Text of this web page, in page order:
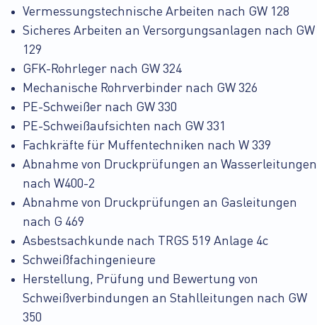
Vermessungstechnische Arbeiten nach GW 128
Sicheres Arbeiten an Versorgungsanlagen nach GW
129
GFK-Rohrleger nach GW 324
Mechanische Rohrverbinder nach GW 326
PE-Schweißer nach GW 330
PE-Schweißaufsichten nach GW 331
Fachkräfte für Muffentechniken nach W 339
Abnahme von Druckprüfungen an Wasserleitungen
nach W400-2
Abnahme von Druckprüfungen an Gasleitungen
nach G 469
Asbestsachkunde nach TRGS 519 Anlage 4c
Schweißfachingenieure
Herstellung, Prüfung und Bewertung von
Schweißverbindungen an Stahlleitungen nach GW
350